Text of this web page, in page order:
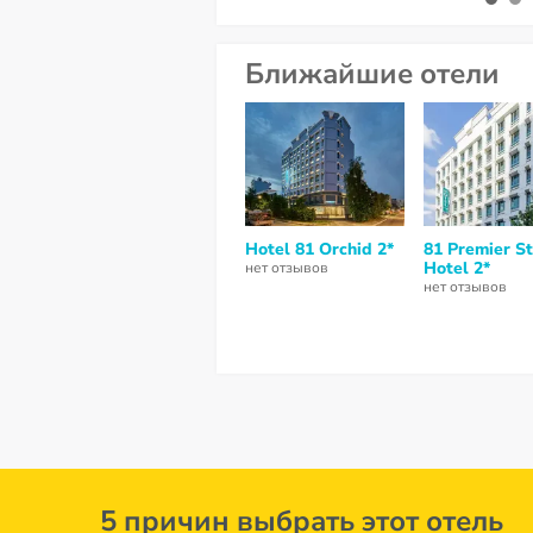
Ближайшие отели
Hotel 81 Orchid 2*
нет отзывов
81 Premier
Hotel 2*
нет отзывов
5 причин выбрать этот отель